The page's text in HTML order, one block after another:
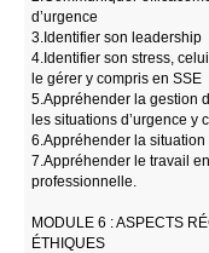
d’urgence
3.Identifier son leadership
4.Identifier son stress,
le gérer y compris en SSE
5.Appréhender la gestion
les situations d’urgence y
6.Appréhender la
7.Appréhender le travail
professionnelle.
MODULE 6 : ASPECTS
ÉTHIQUES